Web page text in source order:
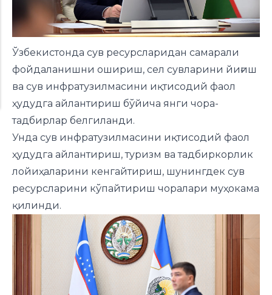
Ўзбекистонда сув ресурсларидан самарали
фойдаланишни ошириш, сел сувларини йиғиш
ва сув инфратузилмасини иқтисодий фаол
ҳудудга айлантириш бўйича янги чора-
тадбирлар белгиланди.
Унда сув инфратузилмасини иқтисодий фаол
ҳудудга айлантириш, туризм ва тадбиркорлик
лойиҳаларини кенгайтириш, шунингдек сув
ресурсларини кўпайтириш чоралари муҳокама
қилинди.